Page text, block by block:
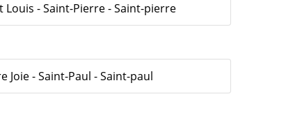
- Saint-Pierre - Saint-pierre
- Saint-Paul - Saint-paul